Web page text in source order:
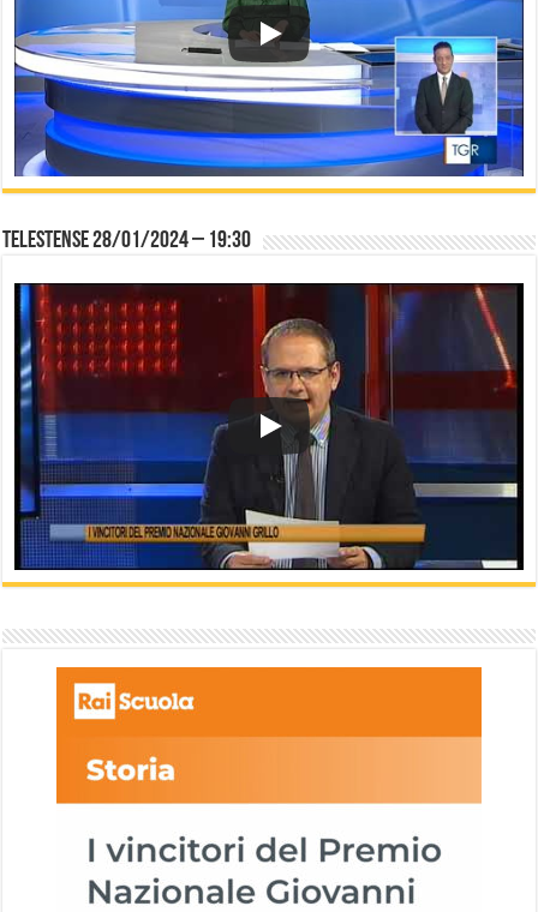
Telestense 28/01/2024 – 19:30